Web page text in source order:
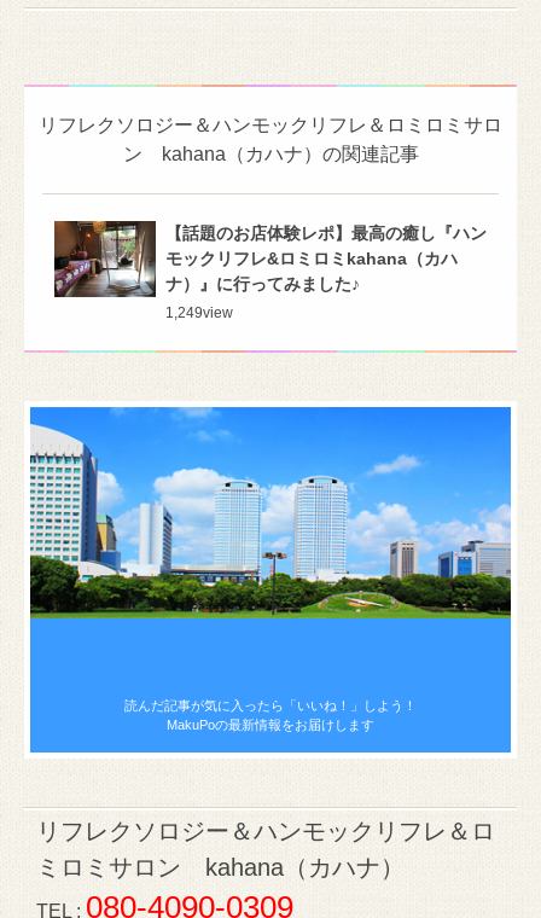
リフレクソロジー＆ハンモックリフレ＆ロミロミサロ
ン kahana（カハナ）の関連記事
【話題のお店体験レポ】最高の癒し『ハン
モックリフレ&ロミロミkahana（カハ
ナ）』に行ってみました♪
1,249view
読んだ記事が気に入ったら 「いいね！」しよう！
MakuPoの最新情報をお届けします
リフレクソロジー＆ハンモックリフレ＆ロ
ミロミサロン kahana（カハナ）
TEL : 080-4090-0309